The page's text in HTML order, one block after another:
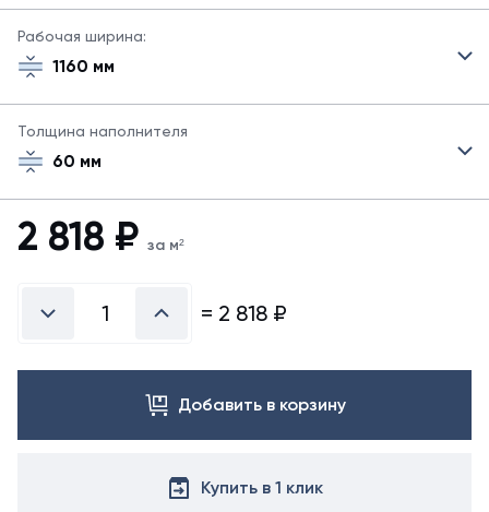
все
Для
заказа
свяжитесь
менеджером.
цвета
справочнике
цветов
RAL.
*
цвета
Рабочая ширина:
1160 мм
Толщина наполнителя
60 мм
2 818 ₽ за м²
= 2 818 ₽
Добавить в корзину
Купить в 1 клик